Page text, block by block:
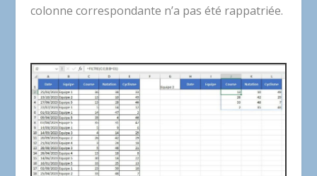
colonne correspondante n’a pas été rappatriée.